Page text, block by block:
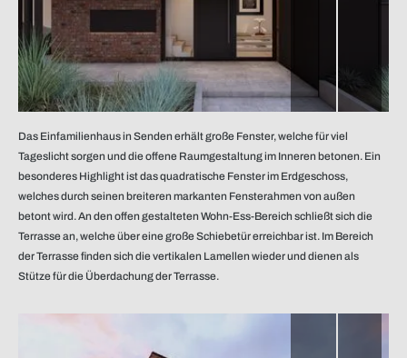
Das Einfamilienhaus in Senden erhält große Fenster, welche für viel
Tageslicht sorgen und die offene Raumgestaltung im Inneren betonen. Ein
besonderes Highlight ist das quadratische Fenster im Erdgeschoss,
welches durch seinen breiteren markanten Fensterahmen von außen
betont wird. An den offen gestalteten Wohn-Ess-Bereich schließt sich die
Terrasse an, welche über eine große Schiebetür erreichbar ist. Im Bereich
der Terrasse finden sich die vertikalen Lamellen wieder und dienen als
Stütze für die Überdachung der Terrasse.
Straßenperspektive